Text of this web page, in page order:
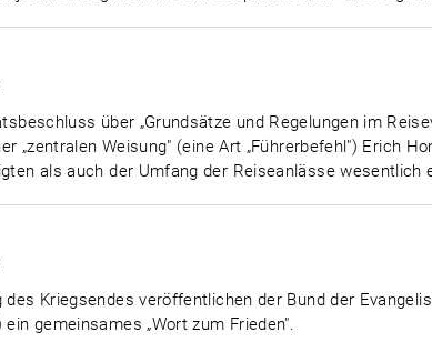
über „Grundsätze und Regelungen im
„zentralen Weisung" (eine Art „Führerbefehl") Erich
als auch der Umfang der Reiseanlässe wesentlich
Kriegsendes veröffentlichen der Bund der
gemeinsames „Wort zum Frieden".